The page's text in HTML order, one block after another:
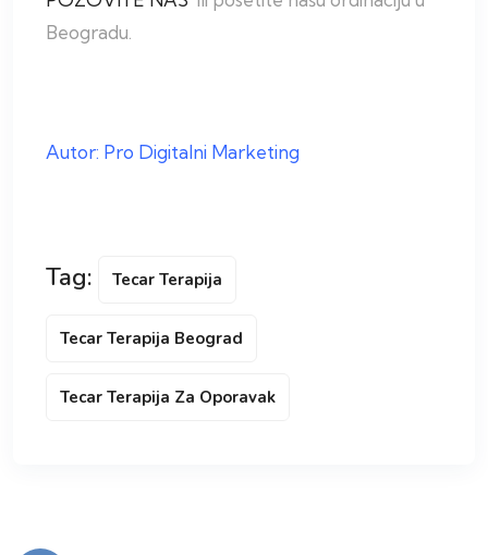
Beogradu.
Autor: Pro Digitalni Marketing
Tag: Tecar Terapija
Tecar Terapija Beograd
Tecar Terapija Za Oporavak